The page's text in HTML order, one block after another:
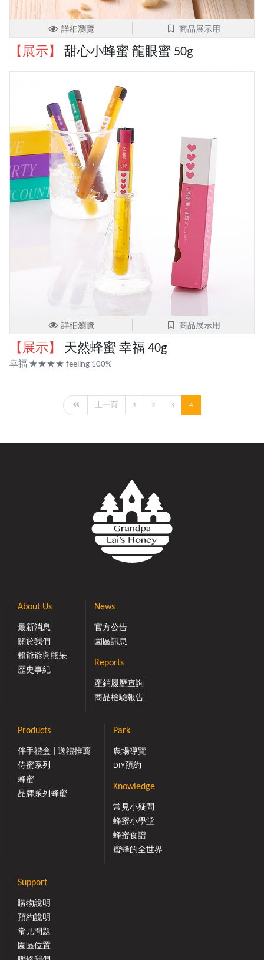
詳細瀏覽 商品展示用
【展示】 甜心小蜂蜜 龍眼蜜 50g
詳細瀏覽 商品展示用
【展示】 天然蜂蜜 幸福 40g
幸福 ★★★★ feeling 100%
上一頁 1 2 3 4
About Us
最新消息
關於我們
賴爺爺與熊呆
歷史事紀
News
官方公告
園區訊息
Reports
產銷履歷查詢
商品檢驗報告
Products
伴手禮盒 | 送禮推薦
侍蜜系列
蜂蜜
品牌系列蜂蜜
Park
農場導覽
DIY預約
Knowledge
常見小疑問
蜂蜜小學堂
蜂蜜食譜
蜜蜂的全世界
Support
購物說明
預約說明
常見問題
園區位置